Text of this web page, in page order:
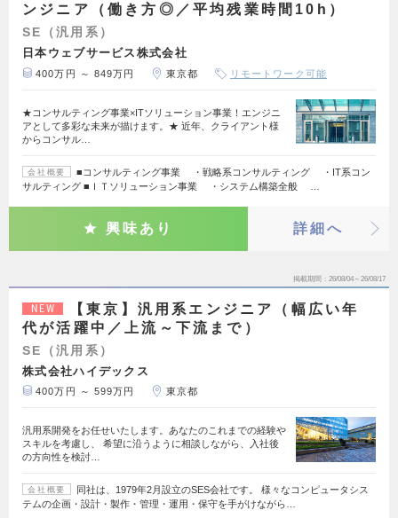
ンジニア（働き方◎／平均残業時間10h）
SE（汎用系）
日本ウェブサービス株式会社
400万円 ～ 849万円 東京都 リモートワーク可能
★コンサルティング事業×ITソリューション事業！エンジニ
アとして多彩な未来が描けます。★ 近年、クライアント様
からコンサル…
会社概要
■コンサルティング事業 ・戦略系コンサルティング ・IT系コン
サルティング ■ＩＴソリューション事業 ・システム構築全般 …
興味あり 詳細へ
掲載期間 26/08/04～26/08/17
NEW
【東京】汎用系エンジニア（幅広い年
代が活躍中／上流～下流まで）
SE（汎用系）
株式会社ハイデックス
400万円 ～ 599万円 東京都
汎用系開発をお任せいたします。あなたのこれまでの経験や
スキルを考慮し、 希望に沿うように相談しながら、入社後
の方向性を検討…
会社概要
同社は、1979年2月設立のSES会社です。 様々なコンピュータシス
テムの企画・設計・製作・管理・運用・保守を手がけながら…